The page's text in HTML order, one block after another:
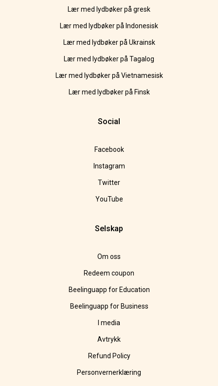
Lær med lydbøker på gresk
Lær med lydbøker på Indonesisk
Lær med lydbøker på Ukrainsk
Lær med lydbøker på Tagalog
Lær med lydbøker på Vietnamesisk
Lær med lydbøker på Finsk
Social
Facebook
Instagram
Twitter
YouTube
Selskap
Om oss
Redeem coupon
Beelinguapp for Education
Beelinguapp for Business
I media
Avtrykk
Refund Policy
Personvernerklæring